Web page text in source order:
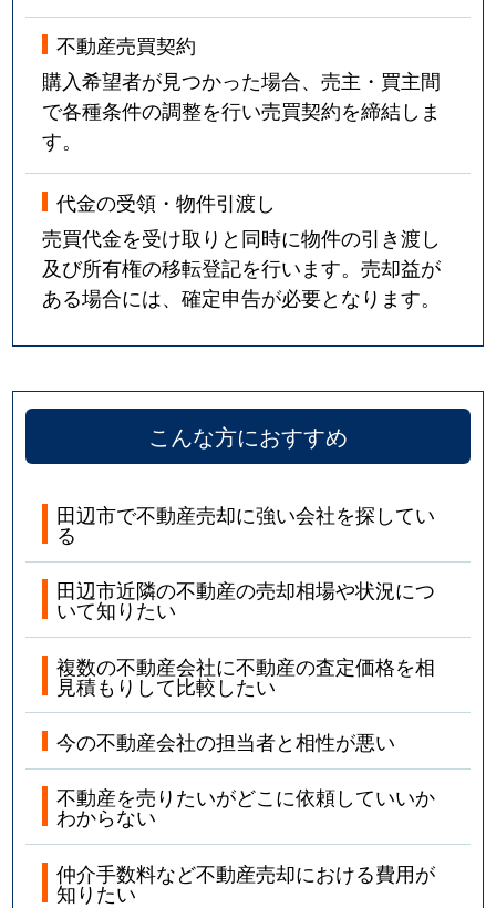
不動産売買契約
購入希望者が見つかった場合、売主・買主間
で各種条件の調整を行い売買契約を締結しま
す。
代金の受領・物件引渡し
売買代金を受け取りと同時に物件の引き渡し
及び所有権の移転登記を行います。売却益が
ある場合には、確定申告が必要となります。
こんな方におすすめ
田辺市で不動産売却に強い会社を探してい
る
田辺市近隣の不動産の売却相場や状況につ
いて知りたい
複数の不動産会社に不動産の査定価格を相
見積もりして比較したい
今の不動産会社の担当者と相性が悪い
不動産を売りたいがどこに依頼していいか
わからない
仲介手数料など不動産売却における費用が
知りたい